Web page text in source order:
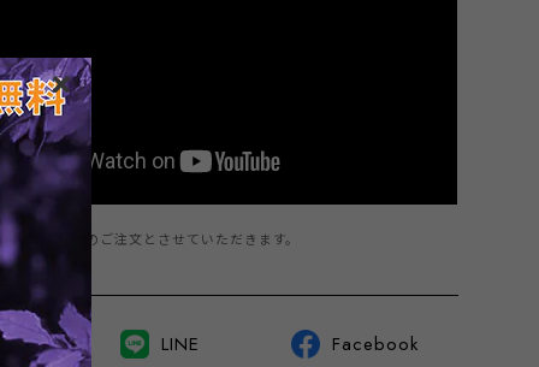
は1点までのご注文とさせていただきます。
LINE Facebook